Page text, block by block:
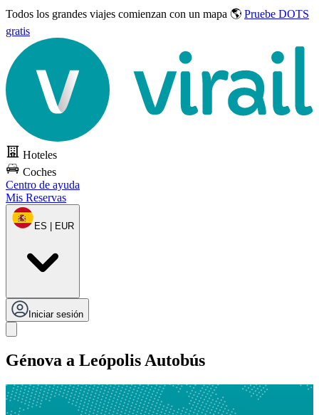
Todos los grandes viajes comienzan con un mapa 🌎 Pruebe DOTS
gratis
Hoteles
Coches
Centro de ayuda
Mis Reservas
ES | EUR
Iniciar sesión
Génova a Leópolis Autobús